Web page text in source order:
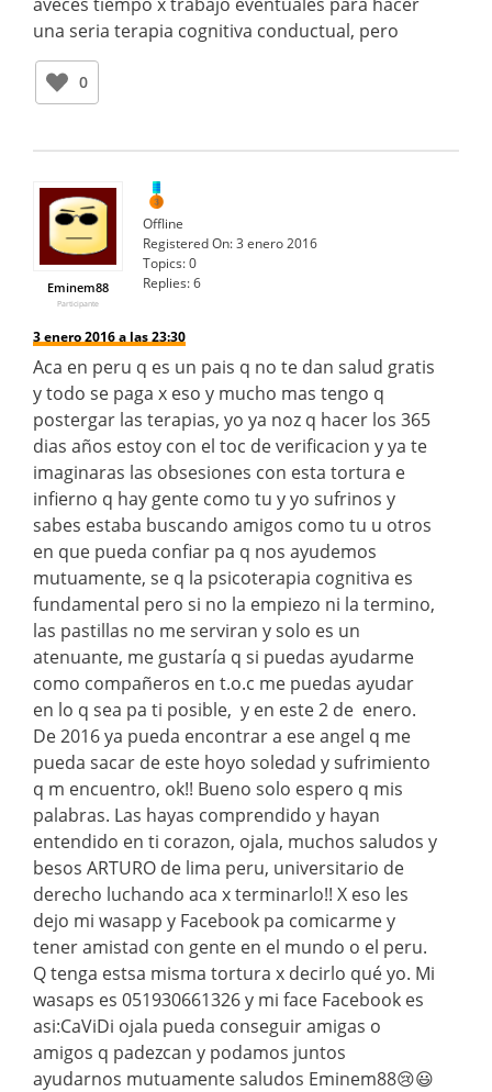
una seria terapia cognitiva conductual, pero
0
Eminem88
Participante
Offline
Registered On:3 enero 2016
Topics:0
Replies:6
3 enero 2016 a las 23:30
Aca en peru q es un pais q no te dan salud gratis
y todo se paga x eso y mucho mas tengo q
postergar las terapias, yo ya noz q hacer los 365
dias años estoy con el toc de verificacion y ya te
imaginaras las obsesiones con esta tortura e
infierno q hay gente como tu y yo sufrinos y
sabes estaba buscando amigos como tu u otros
en que pueda confiar pa q nos ayudemos
mutuamente, se q la psicoterapia cognitiva es
fundamental pero si no la empiezo ni la termino,
las pastillas no me serviran y solo es un
atenuante, me gustaría q si puedas ayudarme
como compañeros en t.o.c me puedas ayudar
en lo q sea pa ti posible, y en este 2 de enero.
De 2016 ya pueda encontrar a ese angel q me
pueda sacar de este hoyo soledad y sufrimiento
q m encuentro, ok!! Bueno solo espero q mis
palabras. Las hayas comprendido y hayan
entendido en ti corazon, ojala, muchos saludos y
besos ARTURO de lima peru, universitario de
derecho luchando aca x terminarlo!! X eso les
dejo mi wasapp y Facebook pa comicarme y
tener amistad con gente en el mundo o el peru.
Q tenga estsa misma tortura x decirlo qué yo. Mi
wasaps es 051930661326 y mi face Facebook es
asi:CaViDi ojala pueda conseguir amigas o
amigos q padezcan y podamos juntos
ayudarnos mutuamente saludos Eminem88😢😃